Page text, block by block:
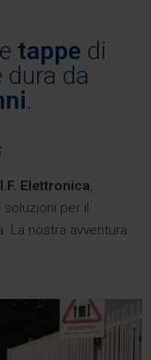
tappe di
dura da
.
Elettronica
per il
La nostra avventura